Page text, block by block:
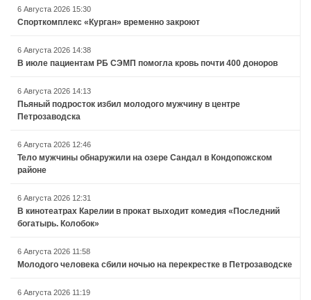
6 Августа 2026 15:30
Спорткомплекс «Курган» временно закроют
6 Августа 2026 14:38
В июле пациентам РБ СЭМП помогла кровь почти 400 доноров
6 Августа 2026 14:13
Пьяный подросток избил молодого мужчину в центре
Петрозаводска
6 Августа 2026 12:46
Тело мужчины обнаружили на озере Сандал в Кондопожском
районе
6 Августа 2026 12:31
В кинотеатрах Карелии в прокат выходит комедия «Последний
богатырь. Колобок»
6 Августа 2026 11:58
Молодого человека сбили ночью на перекрестке в Петрозаводске
6 Августа 2026 11:19